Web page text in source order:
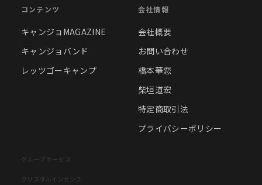
コンテンツ
キャンジョMAGAZINE
キャンジョバンド
レッツゴーキャンプ
会社情報
会社概要
お問い合わせ
橋本華恋
柴垣道宏
特定商取引法
プライバシーポリシー
クリスタルインセンス